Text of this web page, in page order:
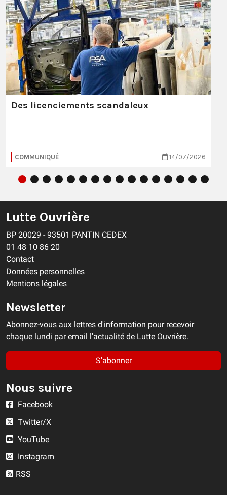
Des licenciements scandaleux
COMMUNIQUÉ 14/07/2026
Lutte Ouvrière
BP 20029 - 93501 PANTIN CEDEX
01 48 10 86 20
Contact
Données personnelles
Mentions légales
Newsletter
Abonnez-vous aux lettres d'information pour recevoir
chaque lundi par email l'actualité de Lutte Ouvrière.
S'abonner
Nous suivre
Facebook
Twitter/X
YouTube
Instagram
RSS